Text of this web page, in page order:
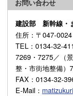
お問い合わせ
建設部 新幹線・
住所 ：〒047-
TEL ：0134-32-
7269・7275／（
整・市街地整備）
FAX ：0134-32-
E-Mail ：